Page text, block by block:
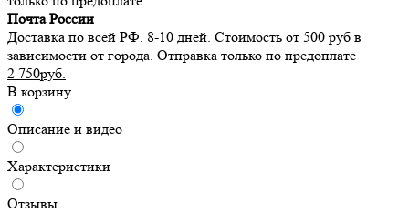
Почта России
Доставка по всей РФ. 8-10 дней. Стоимость от 500 руб в
зависимости от города. Отправка только по предоплате
2 750руб.
В корзину
Описание и видео
Характеристики
Отзывы